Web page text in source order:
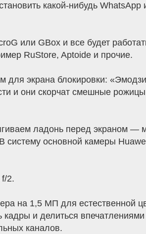
какой-нибудь
или GBox и все будет
RuStore, Aptoide и прочие.
для экрана блокировки:
и они скорчат смешные
ладонь перед экраном —
основной камеры
2.
на 1,5 МП для естественной
и делиться
каналов.